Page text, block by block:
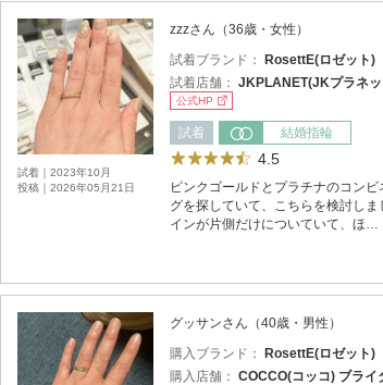
試着｜2023年10月
投稿｜2026年05月21日
zzzさん（36歳・女性）
試着ブランド： RosettE(ロゼット)
試着店舗： JKPLANET(JKプラネ
公式HP
試着 結婚指輪
4.5
ピンクゴールドとプラチナのコン
グを探していて、こちらを検討しま
インが片側だけについていて、ほ…
グッサンさん（40歳・男性）
購入ブランド： RosettE(ロゼット)
購入店舗： COCCO(コッコ) ブライ